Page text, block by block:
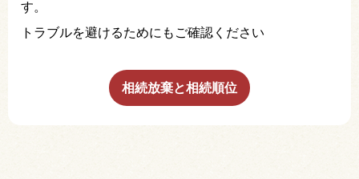
す。
トラブルを避けるためにもご確認ください
相続放棄と相続順位